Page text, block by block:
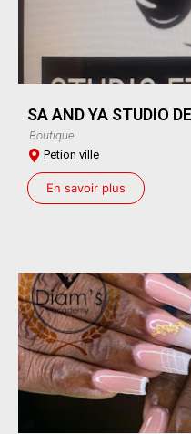
SA AND YA STUDIO
Boutique
Petion ville
En savoir plus